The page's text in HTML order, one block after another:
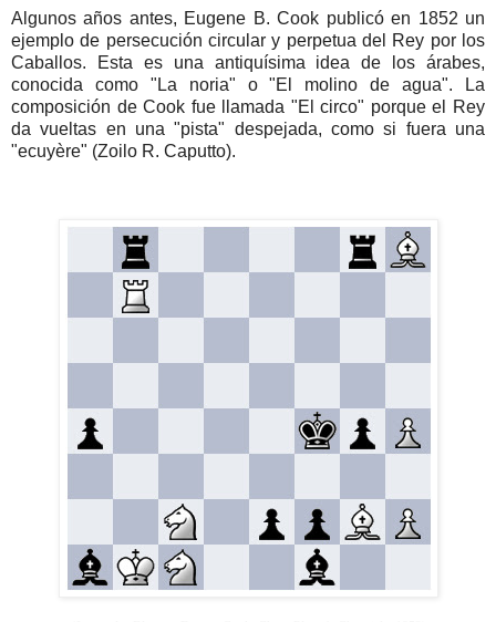
Algunos años antes, Eugene B. Cook publicó en 1852 un
ejemplo de persecución circular y perpetua del Rey por los
Caballos. Esta es una antiquísima idea de los árabes,
conocida como "La noria" o "El molino de agua". La
composición de Cook fue llamada "El circo" porque el Rey
da vueltas en una "pista" despejada, como si fuera una
"ecuyère" (Zoilo R. Caputto).